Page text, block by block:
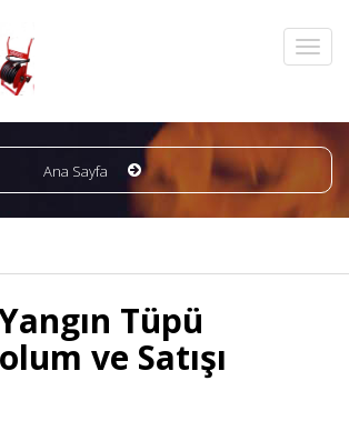
Ana Sayfa
Tüpü
ve Satışı